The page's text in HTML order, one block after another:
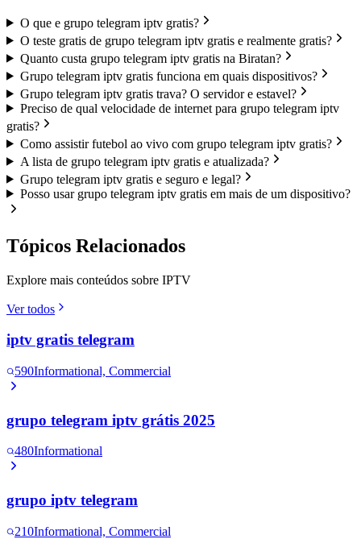
O que e grupo telegram iptv gratis?
O teste gratis de grupo telegram iptv gratis e realmente gratis?
Quanto custa grupo telegram iptv gratis na Biratan?
Grupo telegram iptv gratis funciona em quais dispositivos?
Grupo telegram iptv gratis trava? O servidor e estavel?
Preciso de qual velocidade de internet para grupo telegram iptv
gratis?
Como assistir futebol ao vivo com grupo telegram iptv gratis?
A lista de grupo telegram iptv gratis e atualizada?
Grupo telegram iptv gratis e seguro e legal?
Posso usar grupo telegram iptv gratis em mais de um dispositivo?
Tópicos Relacionados
Explore mais conteúdos sobre IPTV
Ver todos
iptv gratis telegram
590Informational, Commercial
grupo telegram iptv grátis 2025
480Informational
grupo iptv telegram
210Informational, Commercial